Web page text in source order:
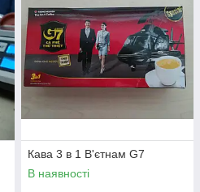
магазині. Місцезнаходження
ц. ринок.
Кава 3 в 1 В'єтнам G7
В наявності